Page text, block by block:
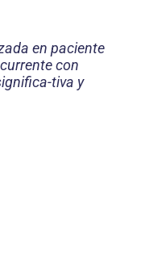
en paciente
con
tiva y